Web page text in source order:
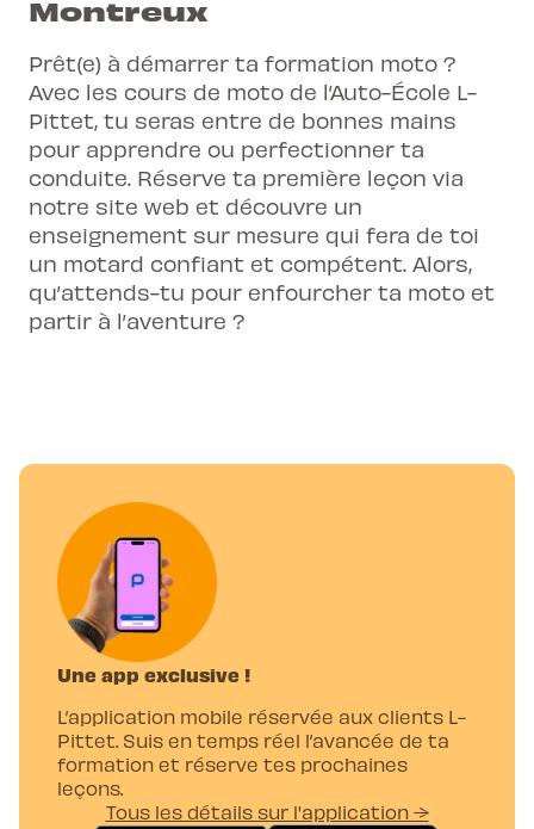
Montreux
Prêt(e) à démarrer ta formation moto ?
Avec les cours de moto de l’Auto-École L-
Pittet, tu seras entre de bonnes mains
pour apprendre ou perfectionner ta
conduite. Réserve ta première leçon via
notre site web et découvre un
enseignement sur mesure qui fera de toi
un motard confiant et compétent. Alors,
qu’attends-tu pour enfourcher ta moto et
partir à l’aventure ?
Une app exclusive !
L’application mobile réservée aux clients L-
Pittet. Suis en temps réel l’avancée de ta
formation et réserve tes prochaines
leçons.
Tous les détails sur l'application →